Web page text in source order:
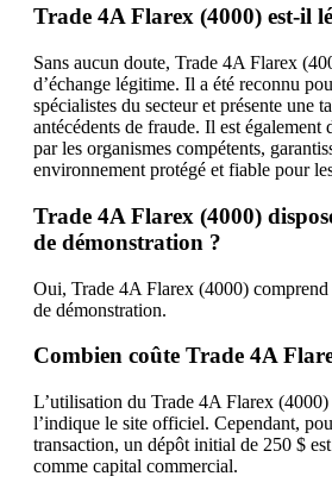
Trade 4A Flarex (4000) est-il
Sans aucun doute, Trade 4A Flarex
d’échange légitime. Il a été reconnu
spécialistes du secteur et présente une
antécédents de fraude. Il est également
par les organismes compétents,
environnement protégé et fiable pour
Trade 4A Flarex (4000)
de démonstration ?
Oui, Trade 4A Flarex (4000) comprend
de démonstration.
Combien coûte Trade 4A
L’utilisation du Trade 4A Flarex
l’indique le site officiel. Cependant,
transaction, un dépôt initial de 250 $
comme capital commercial.